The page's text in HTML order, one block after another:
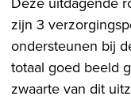
zijn 3
ondersteunen bij
totaal goed beeld
zwaarte van dit